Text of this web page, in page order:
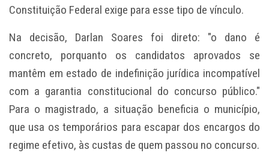
Constituição Federal exige para esse tipo de vínculo.
Na decisão, Darlan Soares foi direto: "o dano é
concreto, porquanto os candidatos aprovados se
mantêm em estado de indefinição jurídica incompatível
com a garantia constitucional do concurso público."
Para o magistrado, a situação beneficia o município,
que usa os temporários para escapar dos encargos do
regime efetivo, às custas de quem passou no concurso.